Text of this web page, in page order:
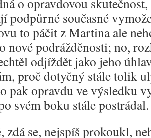
o opravdovou
podpůrné současné
to páčit z Martina ale
nové podrážděnosti; no,
odjíždět jako jeho
proč dotyčný stále tolik
pak opravdu ve výsledku
svém boku stále postrádal.
zdá se, nejspíš prokoukl,